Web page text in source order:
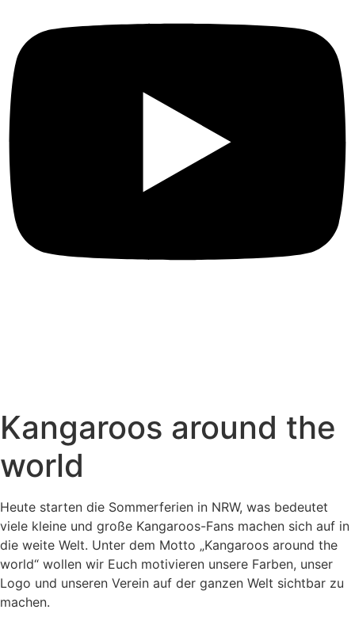
Kangaroos around the
world
Heute starten die Sommerferien in NRW, was bedeutet
viele kleine und große Kangaroos-Fans machen sich auf in
die weite Welt. Unter dem Motto „Kangaroos around the
world“ wollen wir Euch motivieren unsere Farben, unser
Logo und unseren Verein auf der ganzen Welt sichtbar zu
machen.